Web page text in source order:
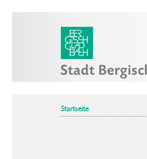
Startseite